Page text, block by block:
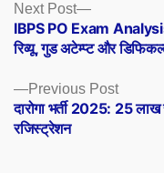
Posts
navigation
Previous Post
post:
दारोगा भर्ती 2025: 25
रजिस्ट्रेशन
Next Post
Next
post:
IBPS PO Exam
रिव्यू, गुड अटेम्प्ट और